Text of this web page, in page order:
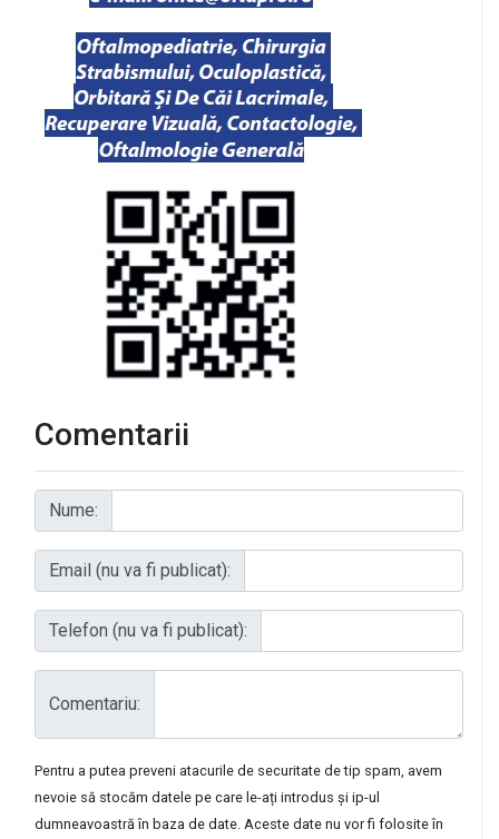
Comentarii
Nume:
Email (nu va fi publicat):
Telefon (nu va fi publicat):
Comentariu:
Pentru a putea preveni atacurile de securitate de tip spam, avem
nevoie să stocăm datele pe care le-ați introdus și ip-ul
dumneavoastră în baza de date. Aceste date nu vor fi folosite în